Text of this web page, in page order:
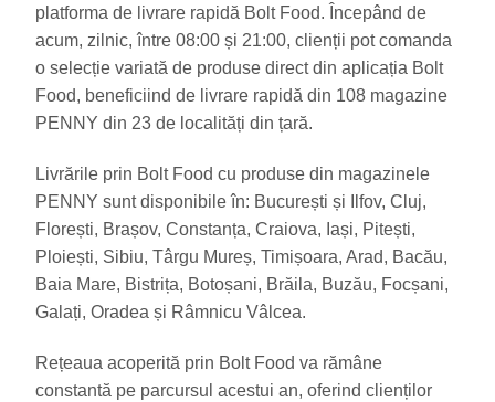
platforma de livrare rapidă Bolt Food. Începând de
acum, zilnic, între 08:00 și 21:00, clienții pot comanda
o selecție variată de produse direct din aplicația Bolt
Food, beneficiind de livrare rapidă din 108 magazine
PENNY din 23 de localități din țară.
Livrările prin Bolt Food cu produse din magazinele
PENNY sunt disponibile în: București și Ilfov, Cluj,
Florești, Brașov, Constanța, Craiova, Iași, Pitești,
Ploiești, Sibiu, Târgu Mureș, Timișoara, Arad, Bacău,
Baia Mare, Bistrița, Botoșani, Brăila, Buzău, Focșani,
Galați, Oradea și Râmnicu Vâlcea.
Rețeaua acoperită prin Bolt Food va rămâne
constantă pe parcursul acestui an, oferind clienților